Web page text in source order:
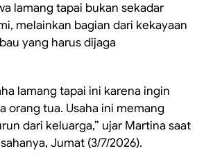
lamang tapai bukan sekadar
melainkan bagian dari kekayaan
yang harus dijaga
lamang tapai ini karena ingin
orang tua. Usaha ini memang
dari keluarga,” ujar Martina saat
Jumat (3/7/2026).